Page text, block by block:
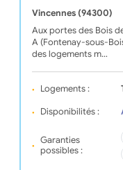
Vincennes (94300)
Aux portes des Bois
A (Fontenay-sous-
des logements m…
Logements :
Disponibilités :
Garanties
possibles :